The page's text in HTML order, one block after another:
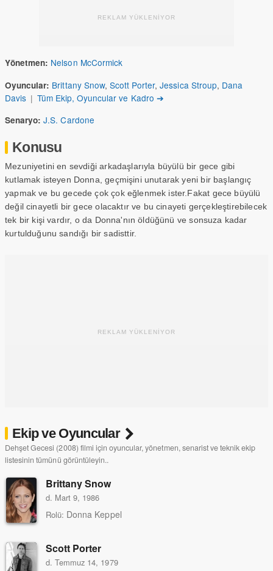
REKLAM YÜKLENİYOR
Yönetmen: Nelson McCormick
Oyuncular: Brittany Snow, Scott Porter,Jessica Stroup, Dana
Davis | Tüm Ekip, Oyuncular ve Kadro ➔
Senaryo: J.S. Cardone
Konusu
Mezuniyetini en sevdiği arkadaşlarıyla büyülü bir gece gibi
kutlamak isteyen Donna, geçmişini unutarak yeni bir başlangıç
yapmak ve bu gecede çok çok eğlenmek ister.Fakat gece büyülü
değil cinayetli bir gece olacaktır ve bu cinayeti gerçekleştirebilecek
tek bir kişi vardır, o da Donna'nın öldüğünü ve sonsuza kadar
kurtulduğunu sandığı bir sadisttir.
REKLAM YÜKLENİYOR
Ekip ve Oyuncular
Dehşet Gecesi (2008) filmi için oyuncular, yönetmen, senarist ve teknik ekip
listesinin tümünü görüntüleyin..
Brittany Snow
d. Mart 9, 1986
Rolü: Donna Keppel
Scott Porter
d. Temmuz 14, 1979